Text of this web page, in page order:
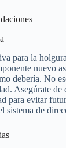
para la
nuevo
debería. No
Asegúrate de
para evitar
sistema de